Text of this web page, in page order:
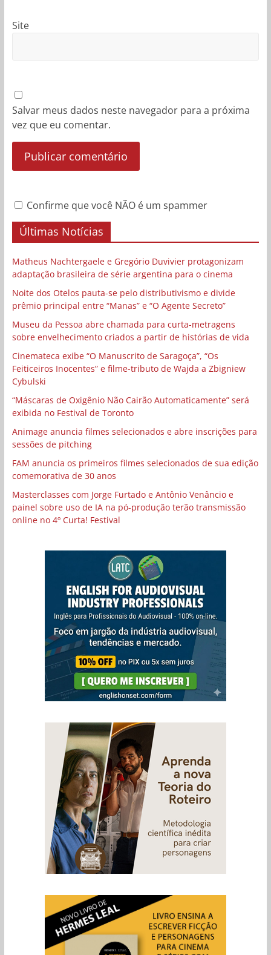
Site
Salvar meus dados neste navegador para a próxima
vez que eu comentar.
Confirme que você NÃO é um spammer
Últimas Notícias
Matheus Nachtergaele e Gregório Duvivier protagonizam
adaptação brasileira de série argentina para o cinema
Noite dos Otelos pauta-se pelo distributivismo e divide
prêmio principal entre “Manas” e “O Agente Secreto”
Museu da Pessoa abre chamada para curta-metragens
sobre envelhecimento criados a partir de histórias de vida
Cinemateca exibe “O Manuscrito de Saragoça”, “Os
Feiticeiros Inocentes” e filme-tributo de Wajda a Zbigniew
Cybulski
“Máscaras de Oxigênio Não Cairão Automaticamente” será
exibida no Festival de Toronto
Animage anuncia filmes selecionados e abre inscrições para
sessões de pitching
FAM anuncia os primeiros filmes selecionados de sua edição
comemorativa de 30 anos
Masterclasses com Jorge Furtado e Antônio Venâncio e
painel sobre uso de IA na pó-produção terão transmissão
online no 4º Curta! Festival